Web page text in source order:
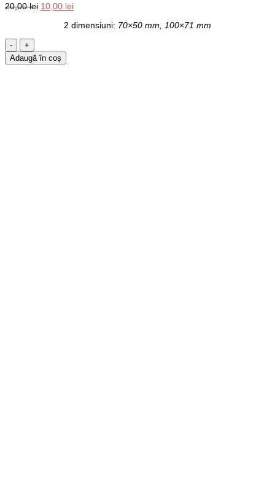
20,00lei Prețul
10,00 leiPrețul
este:
2 dimensiuni: 70×50 mm, 100×71 mm
Cantitate
Model
broderie
Adaugă în coș